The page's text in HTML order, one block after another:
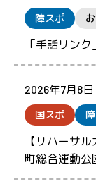
障スポ
「手話リン
2026年7月8日
国スポ
【リハーサ
町総合運動公